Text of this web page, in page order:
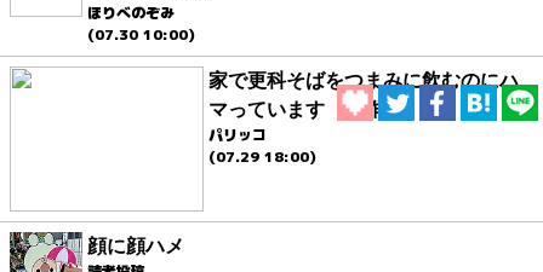
ほりべのぞみ
(07.30 10:00)
家で更科そばをつまみに飲むのにハ
マっています（傑作選）
パリッコ
(07.29 18:00)
顔に顔ハメ